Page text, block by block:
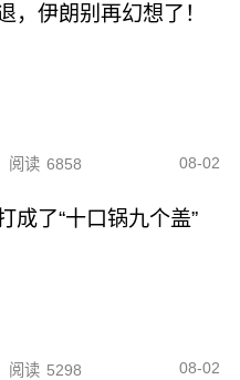
，伊朗别再幻想了！
阅读 6858 08-02
成了“十口锅九个盖”
阅读 5298 08-02